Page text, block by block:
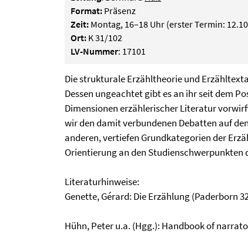
Format: Präsenz
Zeit: Montag, 16–18 Uhr (erster Termin:
Ort: K 31/102
LV-Nummer: 17101
Die strukturale Erzähltheorie und
Dessen ungeachtet gibt es an ihr seit dem
Dimensionen erzählerischer Literatur
wir den damit verbundenen Debatten auf
anderen, vertiefen Grundkategorien der
Orientierung an den Studienschwerpunkten
Literaturhinweise:
Genette, Gérard: Die Erzählung (Paderborn
Hühn, Peter u.a. (Hgg.): Handbook of